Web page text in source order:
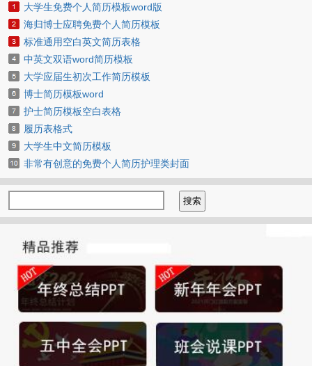
大学生免费个人简历模板word版
海归博士应聘免费个人简历模板
标准通用空白英文简历表格
中英文双语word简历模板
大学应届生初次工作简历模板
博士简历模板word
护士简历模板空白表格
履历表格式
大学生中文简历模板
非常有创意的免费个人简历护理类封面